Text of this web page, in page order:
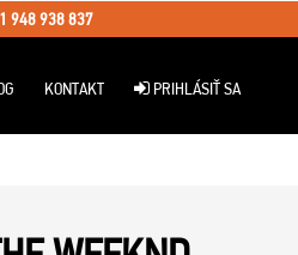
948 938 837
KONTAKT PRIHLÁSIŤ SA
line 7